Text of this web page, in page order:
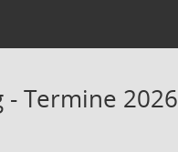
- Termine 2026